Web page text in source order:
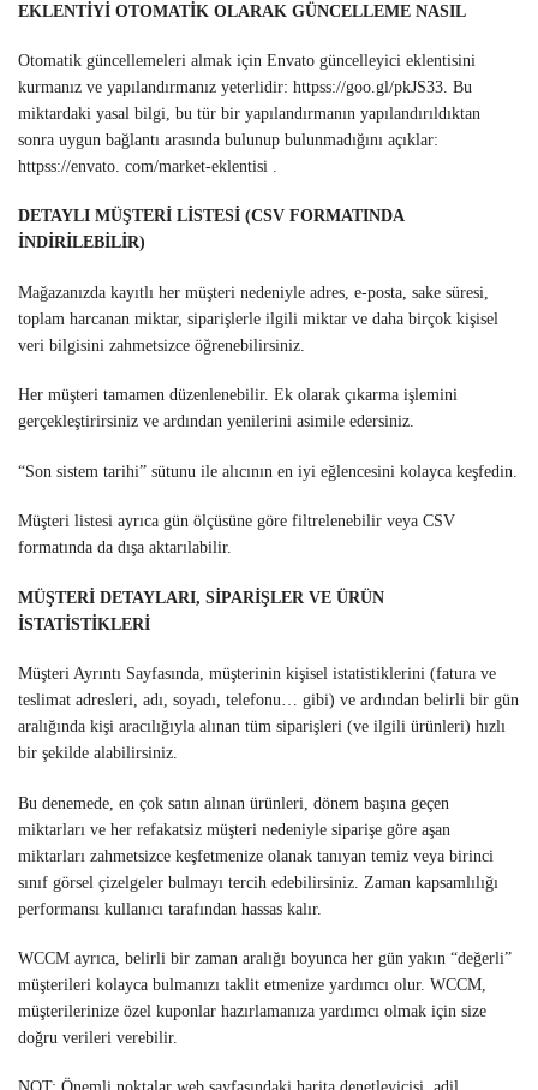
EKLENTİYİ OTOMATİK OLARAK GÜNCELLEME NASIL
Otomatik güncellemeleri almak için Envato güncelleyici eklentisini
kurmanız ve yapılandırmanız yeterlidir: httpss://goo.gl/pkJS33. Bu
miktardaki yasal bilgi, bu tür bir yapılandırmanın yapılandırıldıktan
sonra uygun bağlantı arasında bulunup bulunmadığını açıklar:
httpss://envato. com/market-eklentisi .
DETAYLI MÜŞTERİ LİSTESİ (CSV FORMATINDA
İNDİRİLEBİLİR)
Mağazanızda kayıtlı her müşteri nedeniyle adres, e-posta, sake süresi,
toplam harcanan miktar, siparişlerle ilgili miktar ve daha birçok kişisel
veri bilgisini zahmetsizce öğrenebilirsiniz.
Her müşteri tamamen düzenlenebilir. Ek olarak çıkarma işlemini
gerçekleştirirsiniz ve ardından yenilerini asimile edersiniz.
“Son sistem tarihi” sütunu ile alıcının en iyi eğlencesini kolayca keşfedin.
Müşteri listesi ayrıca gün ölçüsüne göre filtrelenebilir veya CSV
formatında da dışa aktarılabilir.
MÜŞTERİ DETAYLARI, SİPARİŞLER VE ÜRÜN
İSTATİSTİKLERİ
Müşteri Ayrıntı Sayfasında, müşterinin kişisel istatistiklerini (fatura ve
teslimat adresleri, adı, soyadı, telefonu… gibi) ve ardından belirli bir gün
aralığında kişi aracılığıyla alınan tüm siparişleri (ve ilgili ürünleri) hızlı
bir şekilde alabilirsiniz.
Bu denemede, en çok satın alınan ürünleri, dönem başına geçen
miktarları ve her refakatsiz müşteri nedeniyle siparişe göre aşan
miktarları zahmetsizce keşfetmenize olanak tanıyan temiz veya birinci
sınıf görsel çizelgeler bulmayı tercih edebilirsiniz. Zaman kapsamlılığı
performansı kullanıcı tarafından hassas kalır.
WCCM ayrıca, belirli bir zaman aralığı boyunca her gün yakın “değerli”
müşterileri kolayca bulmanızı taklit etmenize yardımcı olur. WCCM,
müşterilerinize özel kuponlar hazırlamanıza yardımcı olmak için size
doğru verileri verebilir.